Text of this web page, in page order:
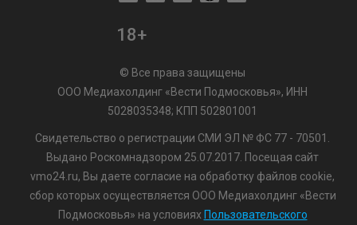
18+
© Все права защищены
ООО Медиахолдинг «Вести Подмосковья», ИНН
5028035348; КПП 502801001
Свидетельство о регистрации СМИ ЭЛ № ФС 77 - 70501.
Выдано Роскомнадзором 25.07.2017. Посещая сайт
vmo24.ru, Вы даете согласие на обработку файлов cookie,
сбор которых осуществляется ООО Медиахолдинг «Вести
Подмосковья» на условиях Пользовательского